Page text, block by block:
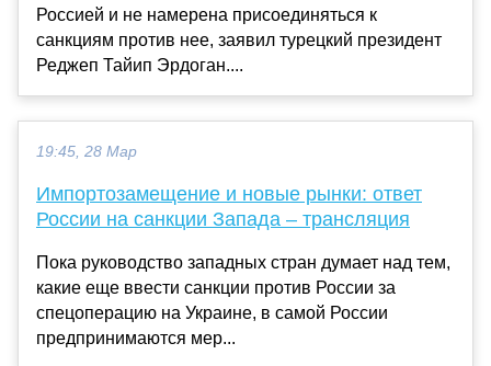
Россией и не намерена присоединяться к
санкциям против нее, заявил турецкий президент
Реджеп Тайип Эрдоган....
19:45, 28 Мар
Импортозамещение и новые рынки: ответ
России на санкции Запада – трансляция
Пока руководство западных стран думает над тем,
какие еще ввести санкции против России за
спецоперацию на Украине, в самой России
предпринимаются мер...